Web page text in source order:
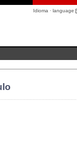
Idioma · language